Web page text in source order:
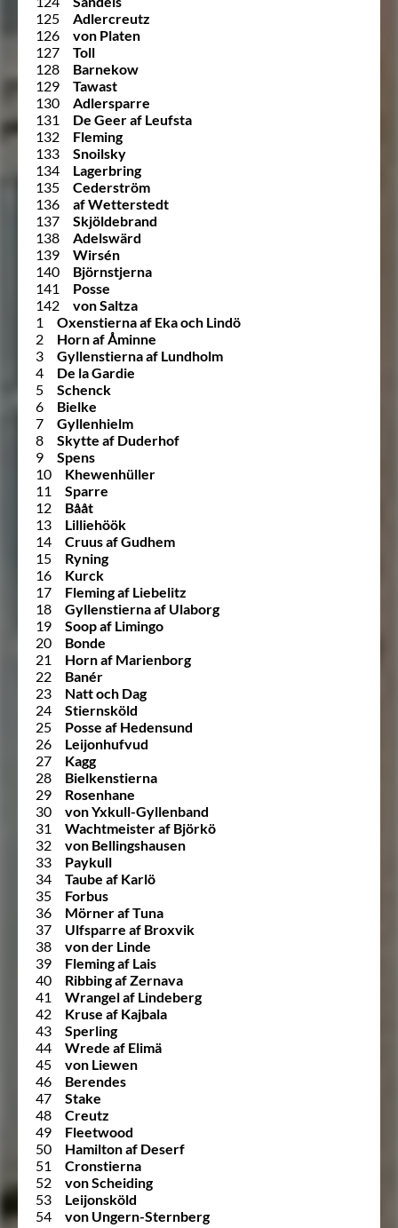
125
Adlercreutz
126
von Platen
127
Toll
128
Barnekow
129
Tawast
130
Adlersparre
131
De Geer af Leufsta
132
Fleming
133
Snoilsky
134
Lagerbring
135
Cederström
136
af Wetterstedt
137
Skjöldebrand
138
Adelswärd
139
Wirsén
140
Björnstjerna
141
Posse
142
von Saltza
1
Oxenstierna af Eka och Lindö
2
Horn af Åminne
3
Gyllenstierna af Lundholm
4
De la Gardie
5
Schenck
6
Bielke
7
Gyllenhielm
8
Skytte af Duderhof
9
Spens
10
Khewenhüller
11
Sparre
12
Bååt
13
Lilliehöök
14
Cruus af Gudhem
15
Ryning
16
Kurck
17
Fleming af Liebelitz
18
Gyllenstierna af Ulaborg
19
Soop af Limingo
20
Bonde
21
Horn af Marienborg
22
Banér
23
Natt och Dag
24
Stiernsköld
25
Posse af Hedensund
26
Leijonhufvud
27
Kagg
28
Bielkenstierna
29
Rosenhane
30
von Yxkull-Gyllenband
31
Wachtmeister af Björkö
32
von Bellingshausen
33
Paykull
34
Taube af Karlö
35
Forbus
36
Mörner af Tuna
37
Ulfsparre af Broxvik
38
von der Linde
39
Fleming af Lais
40
Ribbing af Zernava
41
Wrangel af Lindeberg
42
Kruse af Kajbala
43
Sperling
44
Wrede af Elimä
45
von Liewen
46
Berendes
47
Stake
48
Creutz
49
Fleetwood
50
Hamilton af Deserf
51
Cronstierna
52
von Scheiding
53
Leijonsköld
54
von Ungern-Sternberg